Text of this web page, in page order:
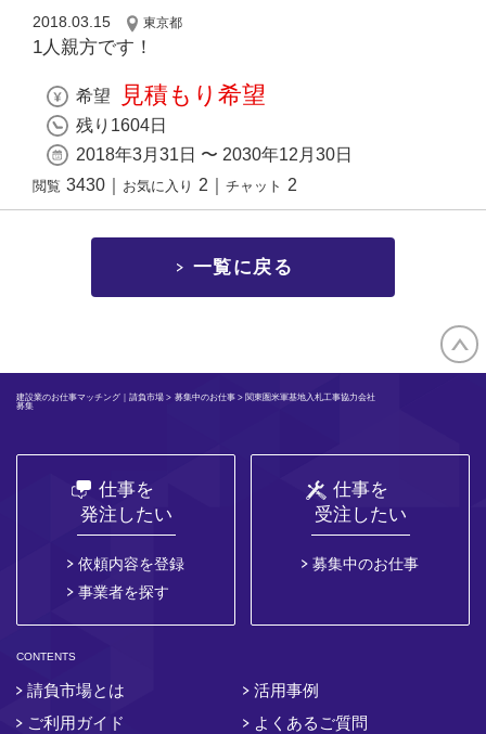
2018.03.15 東京都
1人親方です！
希望 見積もり希望
残り1604日
2018年3月31日 〜 2030年12月30日
閲覧 3430 お気に入り 2 チャット 2
一覧に戻る
建設業のお仕事マッチング｜請負市場 > 募集中のお仕事> 関東圏米軍基地入札工事協力会社
募集
仕事を
発注したい
依頼内容を登録
事業者を探す
仕事を
受注したい
募集中のお仕事
CONTENTS
請負市場とは
活用事例
ご利用ガイド
よくあるご質問